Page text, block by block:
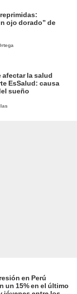
ojo dorado” de
afectar la salud
EsSalud: causa
sueño
en Perú
un 15% en el último